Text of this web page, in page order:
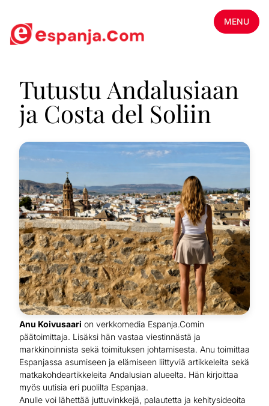
MENU
Tutustu Andalusiaan
ja Costa del Soliin
Anu Koivusaari on verkkomedia Espanja.Comin
päätoimittaja. Lisäksi hän vastaa viestinnästä ja
markkinoinnista sekä toimituksen johtamisesta. Anu toimittaa
Espanjassa asumiseen ja elämiseen liittyviä artikkeleita sekä
matkakohdeartikkeleita Andalusian alueelta. Hän kirjoittaa
myös uutisia eri puolilta Espanjaa.
Anulle voi lähettää juttuvinkkejä, palautetta ja kehitysideoita